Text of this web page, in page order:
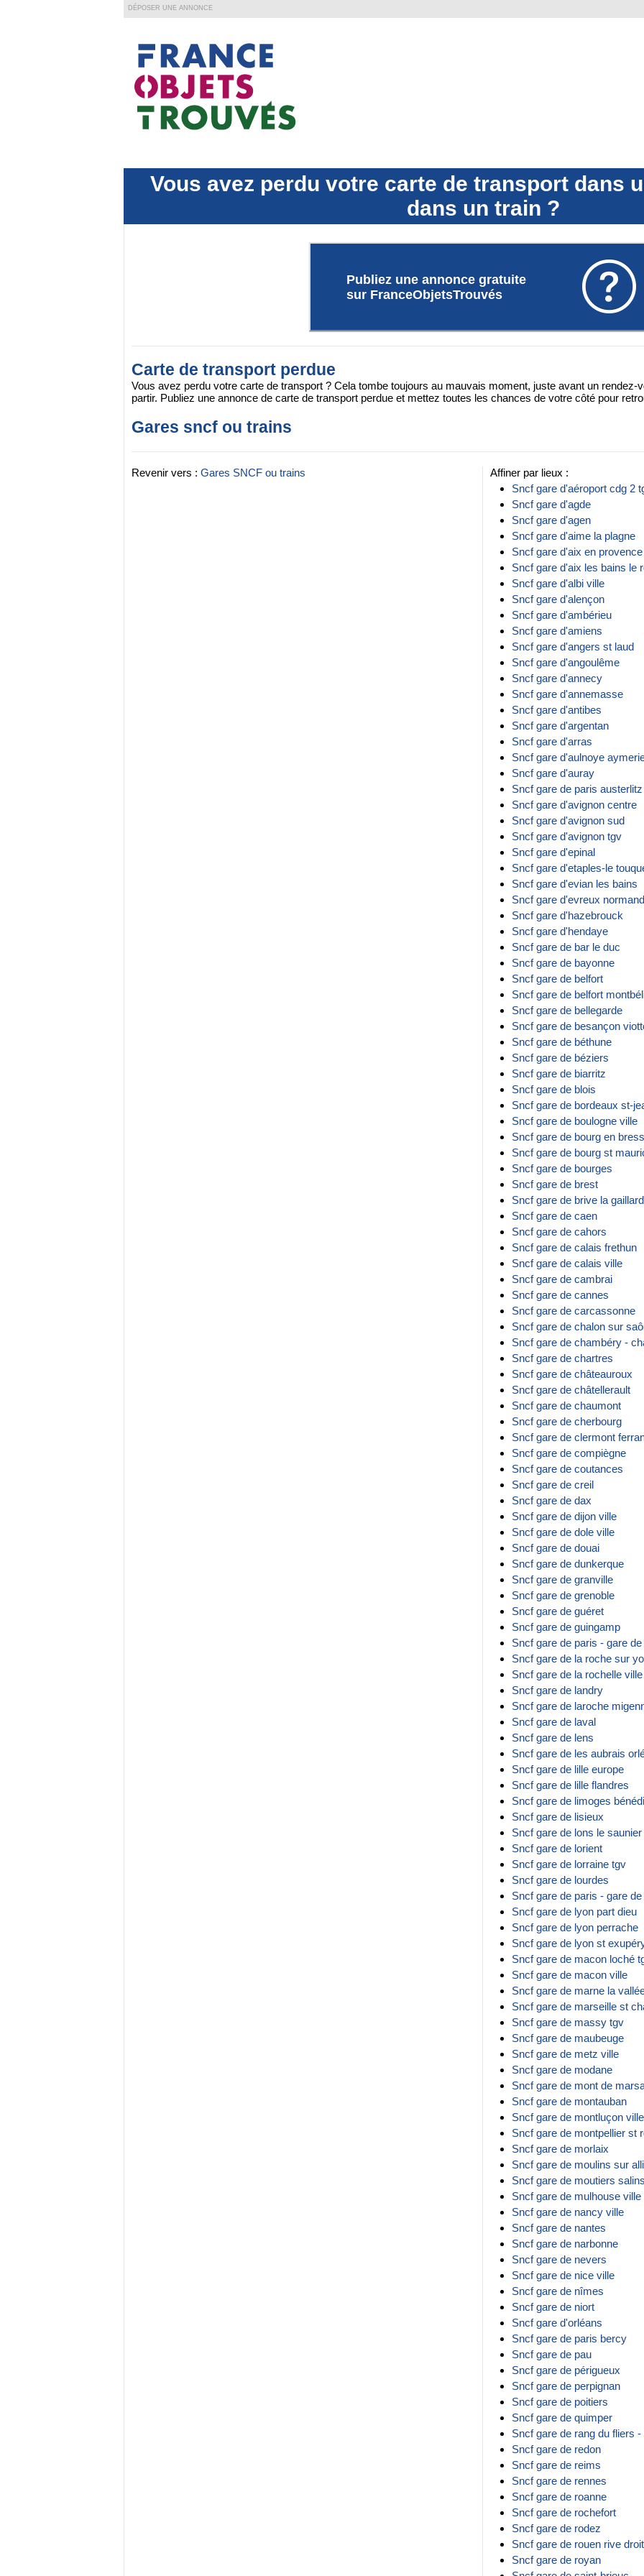
Vous avez perdu votre carte de transport dans
dans un train ?

Publiez une annonce gratuite
sur FranceObjetsTrouvés
Carte de transport perdue
Vous avez perdu votre carte de transport ? Cela tombe toujours au mauvais moment, juste avant un rendez-
partir. Publiez une annonce de carte de transport perdue et mettez toutes les chances de votre côté pour
Gares sncf ou trains
Revenir vers : Gares SNCF ou trains
Affiner par lieux :
Sncf gare d'aéroport cdg 2
Sncf gare d'agde
Sncf gare d'agen
Sncf gare d'aime la plagne
Sncf gare d'aix en
Sncf gare d'aix les bains le
Sncf gare d'albi ville
Sncf gare d'alençon
Sncf gare d'ambérieu
Sncf gare d'amiens
Sncf gare d'angers st laud
Sncf gare d'angoulême
Sncf gare d'annecy
Sncf gare d'annemasse
Sncf gare d'antibes
Sncf gare d'argentan
Sncf gare d'arras
Sncf gare d'aulnoye
Sncf gare d'auray
Sncf gare de paris austerlitz
Sncf gare d'avignon centre
Sncf gare d'avignon sud
Sncf gare d'avignon tgv
Sncf gare d'epinal
Sncf gare d'etaples-le
Sncf gare d'evian les bains
Sncf gare d'evreux
Sncf gare d'hazebrouck
Sncf gare d'hendaye
Sncf gare de bar le duc
Sncf gare de bayonne
Sncf gare de belfort
Sncf gare de belfort
Sncf gare de bellegarde
Sncf gare de besançon
Sncf gare de béthune
Sncf gare de béziers
Sncf gare de biarritz
Sncf gare de blois
Sncf gare de bordeaux st-
Sncf gare de boulogne ville
Sncf gare de bourg en
Sncf gare de bourg st
Sncf gare de bourges
Sncf gare de brest
Sncf gare de brive la
Sncf gare de caen
Sncf gare de cahors
Sncf gare de calais frethun
Sncf gare de calais ville
Sncf gare de cambrai
Sncf gare de cannes
Sncf gare de carcassonne
Sncf gare de chalon sur
Sncf gare de chambéry -
Sncf gare de chartres
Sncf gare de châteauroux
Sncf gare de châtellerault
Sncf gare de chaumont
Sncf gare de cherbourg
Sncf gare de clermont
Sncf gare de compiègne
Sncf gare de coutances
Sncf gare de creil
Sncf gare de dax
Sncf gare de dijon ville
Sncf gare de dole ville
Sncf gare de douai
Sncf gare de dunkerque
Sncf gare de granville
Sncf gare de grenoble
Sncf gare de guéret
Sncf gare de guingamp
Sncf gare de paris - gare
Sncf gare de la roche sur
Sncf gare de la rochelle ville
Sncf gare de landry
Sncf gare de laroche
Sncf gare de laval
Sncf gare de lens
Sncf gare de les aubrais
Sncf gare de lille europe
Sncf gare de lille flandres
Sncf gare de limoges
Sncf gare de lisieux
Sncf gare de lons le saunier
Sncf gare de lorient
Sncf gare de lorraine tgv
Sncf gare de lourdes
Sncf gare de paris - gare
Sncf gare de lyon part dieu
Sncf gare de lyon perrache
Sncf gare de lyon st
Sncf gare de macon loché
Sncf gare de macon ville
Sncf gare de marne la
Sncf gare de marseille st
Sncf gare de massy tgv
Sncf gare de maubeuge
Sncf gare de metz ville
Sncf gare de modane
Sncf gare de mont de
Sncf gare de montauban
Sncf gare de montluçon ville
Sncf gare de montpellier st
Sncf gare de morlaix
Sncf gare de moulins sur
Sncf gare de moutiers
Sncf gare de mulhouse ville
Sncf gare de nancy ville
Sncf gare de nantes
Sncf gare de narbonne
Sncf gare de nevers
Sncf gare de nice ville
Sncf gare de nîmes
Sncf gare de niort
Sncf gare d'orléans
Sncf gare de paris bercy
Sncf gare de pau
Sncf gare de périgueux
Sncf gare de perpignan
Sncf gare de poitiers
Sncf gare de quimper
Sncf gare de rang du fliers
Sncf gare de redon
Sncf gare de reims
Sncf gare de rennes
Sncf gare de roanne
Sncf gare de rochefort
Sncf gare de rodez
Sncf gare de rouen rive
Sncf gare de royan
DÉPOSER UNE ANNONCE